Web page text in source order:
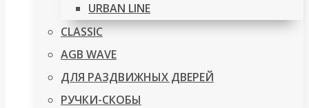
URBAN LINE
CLASSIC
AGB WAVE
ДЛЯ РАЗДВИЖНЫХ ДВЕРЕЙ
РУЧКИ-СКОБЫ